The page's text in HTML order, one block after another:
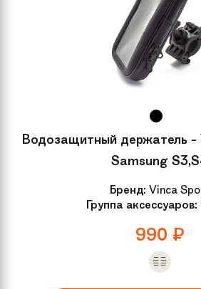
Водозащитный держатель -
Samsung
Бренд: Vinca
Группа аксессуаров:
990 ₽